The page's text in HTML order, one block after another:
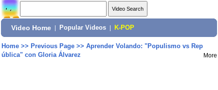
Video Home Popular Videos K-POP
Home>> Previous Page>> Aprender Volando: "Populismo vs Rep
ública" con Gloria Álvarez
More